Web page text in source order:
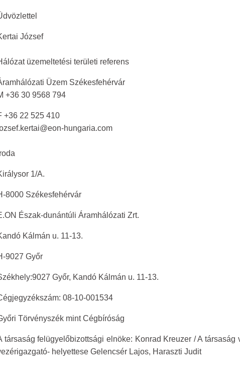
József
üzemeltetési területi referens
Üzem Székesfehérvár
+36 30 9568 794
+36 22 525 410
hungaria.com
Iroda
1/A.
8000 Székesfehérvár
Észak-dunántúli Áramhálózati Zrt.
Kálmán u. 11-13.
9027 Győr
Győr, Kandó Kálmán u. 11-13.
08-10-001534
Törvényszék mint Cégbíróság
társaság felügyelőbizottsági elnöke: Konrad Kreuzer / A társaság
helyettese Gelencsér Lajos, Haraszti Judit